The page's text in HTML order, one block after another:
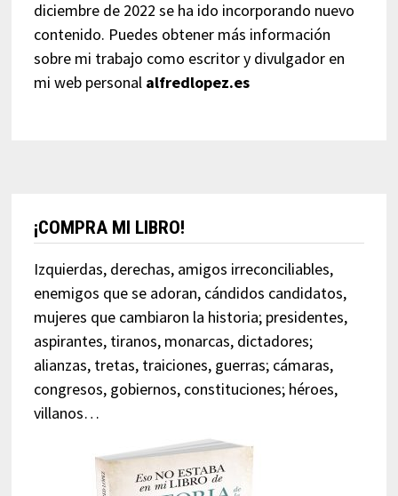
diciembre de 2022 se ha ido incorporando nuevo
contenido. Puedes obtener más información
sobre mi trabajo como escritor y divulgador en
mi web personal alfredlopez.es
¡COMPRA MI LIBRO!
Izquierdas, derechas, amigos irreconciliables,
enemigos que se adoran, cándidos candidatos,
mujeres que cambiaron la historia; presidentes,
aspirantes, tiranos, monarcas, dictadores;
alianzas, tretas, traiciones, guerras; cámaras,
congresos, gobiernos, constituciones; héroes,
villanos…